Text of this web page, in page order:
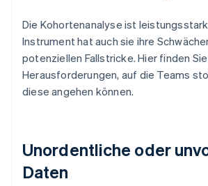
Die Kohortenanalyse ist
Instrument hat auch sie ihre
potenziellen Fallstricke. Hier finden
Herausforderungen, auf die Teams
diese angehen können.
Unordentliche oder
Daten